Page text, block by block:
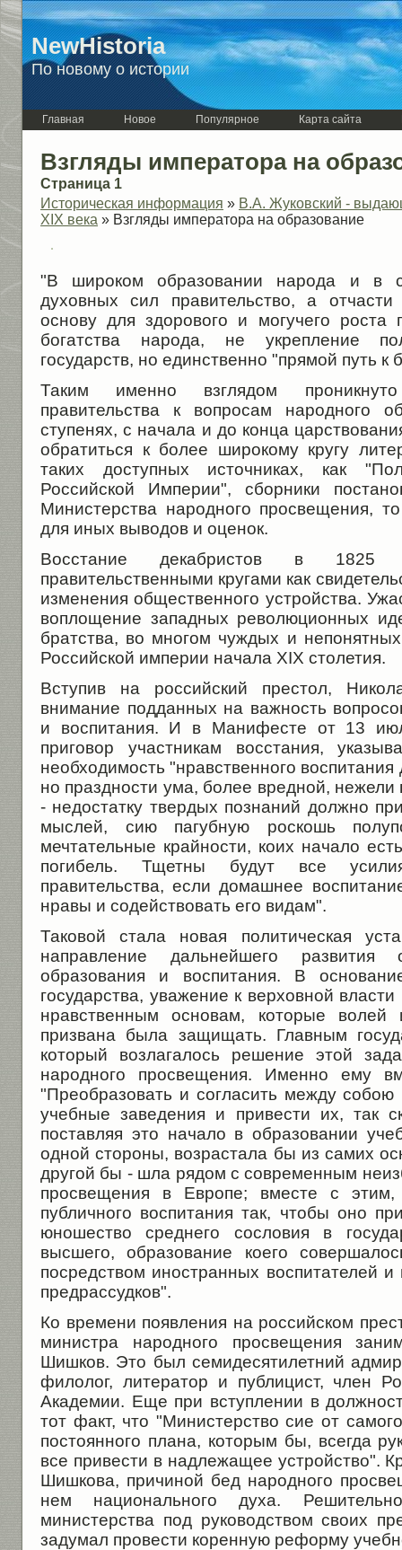
NewHistoria
По новому о истории
Главная Новое Популярное Карта сайта
Взгляды императора на
Страница 1
Историческая информация » В.А. Жуковский -
XIX века » Взгляды императора на образование
"В широком образовании народа и в
духовных сил правительство, а
основу для здорового и могучего роста
богатства народа, не укрепление
государств, но единственно "прямой путь к
Таким именно взглядом
правительства к вопросам народного
ступенях, с начала и до конца
обратиться к более широкому кругу
таких доступных источниках, как
Российской Империи", сборники
Министерства народного просвещения,
для иных выводов и оценок.
Восстание декабристов в
правительственными кругами как
изменения общественного устройства.
воплощение западных революционных
братства, во многом чуждых и
Российской империи начала XIX столетия.
Вступив на российский престол,
внимание подданных на важность
и воспитания. И в Манифесте от 13
приговор участникам восстания,
необходимость "нравственного
но праздности ума, более вредной, нежели
- недостатку твердых познаний должно
мыслей, сию пагубную роскошь
мечтательные крайности, коих начало
погибель. Тщетны будут все
правительства, если домашнее
нравы и содействовать его видам".
Таковой стала новая политическая
направление дальнейшего развития
образования и воспитания. В
государства, уважение к верховной
нравственным основам, которые волей
призвана была защищать. Главным
который возлагалось решение этой
народного просвещения. Именно ему
"Преобразовать и согласить между
учебные заведения и привести их, так
поставляя это начало в образовании
одной стороны, возрастала бы из самих
другой бы - шла рядом с современным
просвещения в Европе; вместе с этим,
публичного воспитания так, чтобы оно
юношество среднего сословия в
высшего, образование коего
посредством иностранных воспитателей
предрассудков".
Ко времени появления на российском
министра народного просвещения
Шишков. Это был семидесятилетний
филолог, литератор и публицист, член
Академии. Еще при вступлении в
тот факт, что "Министерство сие от
постоянного плана, которым бы, всегда
все привести в надлежащее устройство".
Шишкова, причиной бед народного
нем национального духа.
министерства под руководством своих
задумал провести коренную реформу